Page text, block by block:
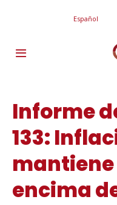
Español
Informe
133:
encima